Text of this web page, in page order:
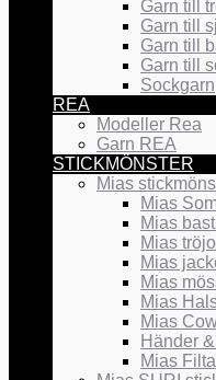
Garn till
Garn till
Garn till
Garn till
Sockgarn
REA
Modeller Rea
Garn REA
STICKMÖNSTER
Mias
Mias
Mias
Mias
Mias
Mias
Mias
Mias
Händer
Mias